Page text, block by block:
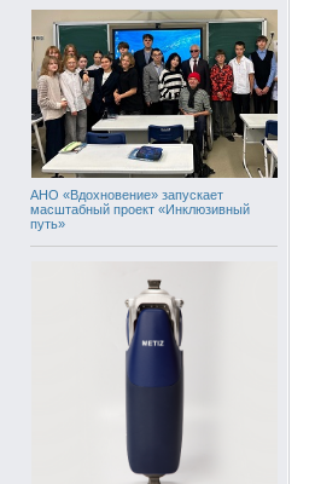
АНО «Вдохновение» запускает
масштабный проект «Инклюзивный
путь»